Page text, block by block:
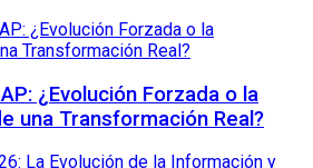
¿Evolución Forzada o la
una Transformación Real?